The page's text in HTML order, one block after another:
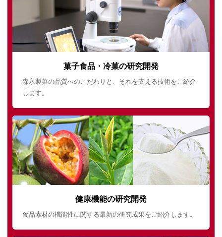
菓子食品・冷菓の研究開発
森永製菓の品質へのこだわりと、それを支える技術をご紹介
します。
健康機能の研究開発
食品素材の機能性に関する最新の研究成果をご紹介します。